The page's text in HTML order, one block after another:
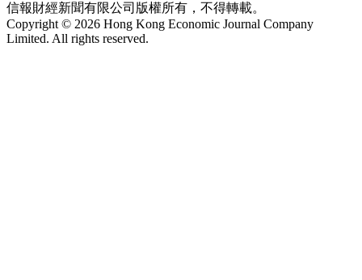
信報財經新聞有限公司版權所有，不得轉載。
Copyright © 2026 Hong Kong Economic Journal Company
Limited. All rights reserved.